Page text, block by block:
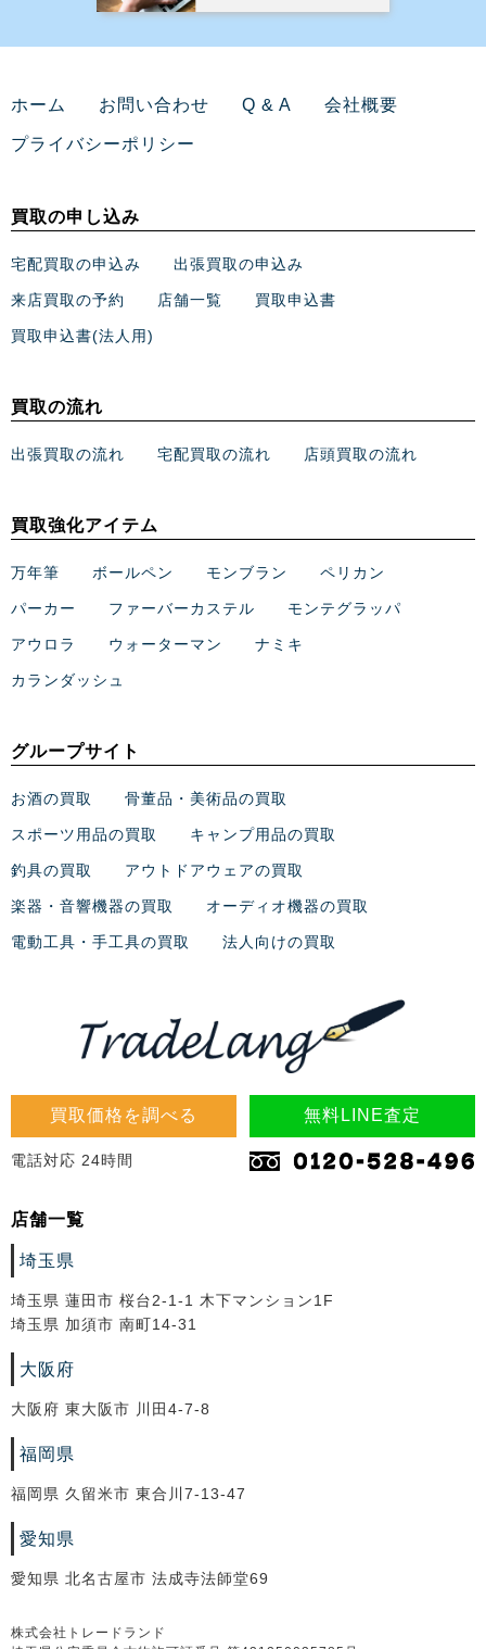
買取価格を調べる 無料LINE査定
電話対応 24時間
店舗一覧
埼玉県
埼玉県 蓮田市 桜台2-1-1 木下マンション1F
埼玉県 加須市 南町14-31
大阪府
大阪府 東大阪市 川田4-7-8
福岡県
福岡県 久留米市 東合川7-13-47
愛知県
愛知県 北名古屋市 法成寺法師堂69
株式会社トレードランド
ホーム お問い合わせ Q & A 会社概要
プライバシーポリシー
買取の申し込み
宅配買取の申込み 出張買取の申込み
来店買取の予約 店舗一覧 買取申込書
買取申込書(法人用)
買取の流れ
出張買取の流れ 宅配買取の流れ 店頭買取の流れ
買取強化アイテム
万年筆 ボールペン モンブラン ペリカン
パーカー ファーバーカステル モンテグラッパ
アウロラ ウォーターマン ナミキ
カランダッシュ
グループサイト
お酒の買取 骨董品・美術品の買取
スポーツ用品の買取 キャンプ用品の買取
釣具の買取 アウトドアウェアの買取
楽器・音響機器の買取 オーディオ機器の買取
電動工具・手工具の買取 法人向けの買取